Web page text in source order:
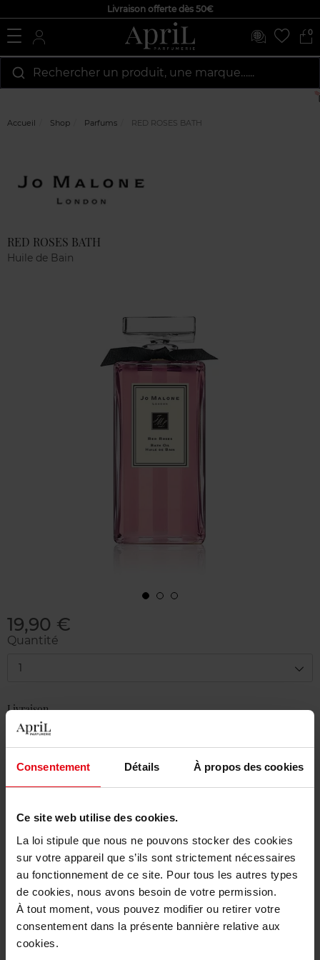
Consentement Détails À propos des cookies
Ce site web utilise des cookies.
La loi stipule que nous ne pouvons stocker des cookies
sur votre appareil que s’ils sont strictement nécessaires
au fonctionnement de ce site. Pour tous les autres types
de cookies, nous avons besoin de votre permission.
À tout moment, vous pouvez modifier ou retirer votre
consentement dans la présente bannière relative aux
cookies.
Livraison offerte dès 50€
0
Rechercher un produit, une marque…...
Accueil Shop Parfums RED ROSES BATH
RED ROSES BATH
Huile de Bain
19,90 €
Quantité
1
Livraison
Cet article n'est plus disponible pour le moment
Retour gratuit dans votre magasin
Description